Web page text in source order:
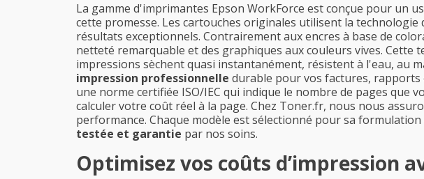
La gamme d'imprimantes Epson WorkForce est conçue pour un
cette promesse. Les cartouches originales utilisent la technologie
résultats exceptionnels. Contrairement aux encres à base de
netteté remarquable et des graphiques aux couleurs vives.
impressions sèchent quasi instantanément, résistent à l'eau, au
impression professionnelle durable pour vos factures,
une norme certifiée ISO/IEC qui indique le nombre de pages
calculer votre coût réel à la page. Chez Toner.fr, nous nous
performance. Chaque modèle est sélectionné pour sa formulation
testée et garantie par nos soins.
Optimisez vos coûts d’impression